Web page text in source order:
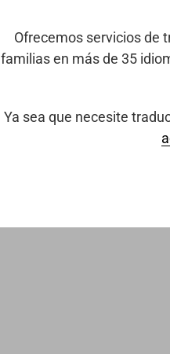
Ofrecemos servicios de
familias en más de 35
Ya sea que necesite